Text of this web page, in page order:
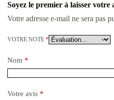
Soyez le premier à laisser
Votre adresse e-mail ne sera pas
VOTRE NOTE *
Nom *
Votre avis *